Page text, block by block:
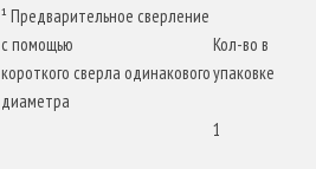
¹ Предварительное сверление
с помощью
короткого сверла одинакового
диаметра
Кол-во в
упаковке
1